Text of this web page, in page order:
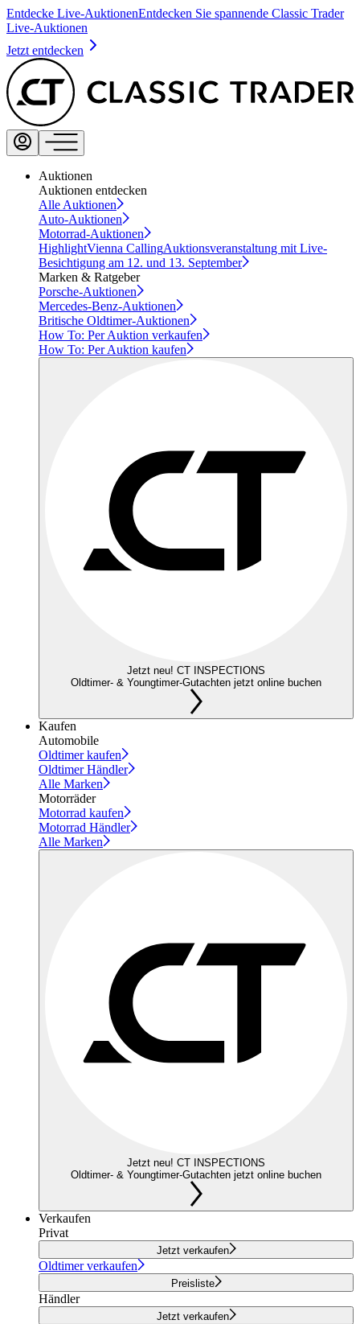
Entdecke Live-AuktionenEntdecken Sie spannende Classic Trader
Live-Auktionen
Jetzt entdecken
Auktionen
Auktionen entdecken
Alle Auktionen
Auto-Auktionen
Motorrad-Auktionen
HighlightVienna CallingAuktionsveranstaltung mit Live-
Besichtigung am 12. und 13. September
Marken & Ratgeber
Porsche-Auktionen
Mercedes-Benz-Auktionen
Britische Oldtimer-Auktionen
How To: Per Auktion verkaufen
How To: Per Auktion kaufen
Jetzt neu! CT INSPECTIONS
Oldtimer- & Youngtimer-Gutachten jetzt online buchen
Kaufen
Automobile
Oldtimer kaufen
Oldtimer Händler
Alle Marken
Motorräder
Motorrad kaufen
Motorrad Händler
Alle Marken
Jetzt neu! CT INSPECTIONS
Oldtimer- & Youngtimer-Gutachten jetzt online buchen
Verkaufen
Privat
Jetzt verkaufen
Oldtimer verkaufen
Preisliste
Händler
Jetzt verkaufen